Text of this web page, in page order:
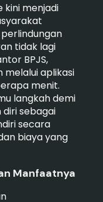
kini menjadi
tidak lagi
BPJS,
melalui aplikasi
menit.
langkah demi
sebagai
secara
biaya yang
Manfaatnya